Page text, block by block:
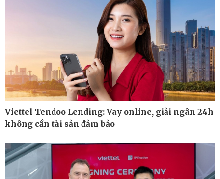
Ô tô - Xe máy
Xe máy
Tư vấn
Doanh nghiệp
Thông tin doanh nghiệp
Doanh nghiệp 24h
Viettel Tendoo Lending: Vay online, giải ngân 24h
không cần tài sản đảm bảo